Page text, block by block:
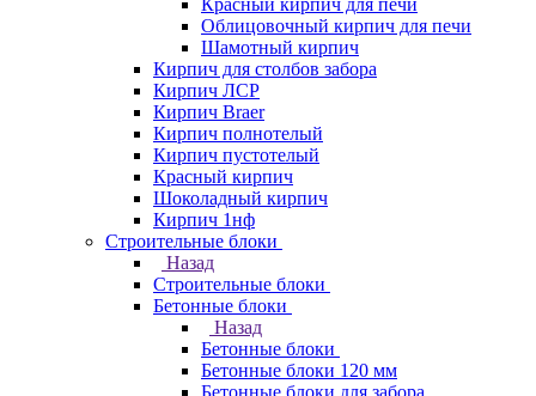
Красный кирпич для печи
Облицовочный кирпич для печи
Шамотный кирпич
Кирпич для столбов забора
Кирпич ЛСР
Кирпич Braer
Кирпич полнотелый
Кирпич пустотелый
Красный кирпич
Шоколадный кирпич
Кирпич 1нф
Строительные блоки
Назад
Строительные блоки
Бетонные блоки
Назад
Бетонные блоки
Бетонные блоки 120 мм
Бетонные блоки для забора